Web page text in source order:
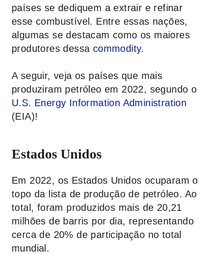
países se dediquem a extrair e refinar
esse combustível. Entre essas nações,
algumas se destacam como os maiores
produtores dessa commodity.
A seguir, veja os países que mais
produziram petróleo em 2022, segundo o
U.S. Energy Information Administration
(EIA)!
Estados Unidos
Em 2022, os Estados Unidos ocuparam o
topo da lista de produção de petróleo. Ao
total, foram produzidos mais de 20,21
milhões de barris por dia, representando
cerca de 20% de participação no total
mundial.